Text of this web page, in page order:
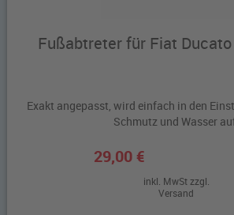
Fußabtreter für Fiat
Exakt angepasst, wird einfach in den
Schmutz und Wasser
29,00 €
inkl. MwSt zzgl.
Versand